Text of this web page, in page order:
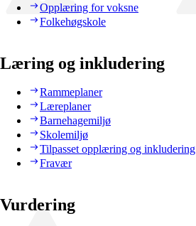
Opplæring for voksne
Folkehøgskole
Læring og inkludering
Rammeplaner
Læreplaner
Barnehagemiljø
Skolemiljø
Tilpasset opplæring og inkludering
Fravær
Vurdering